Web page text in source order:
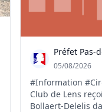
Préfet Pas-
05/08/2026
#Information #Circulation ⚽️ Ce
Club de Lens
Bollaert-Delelis